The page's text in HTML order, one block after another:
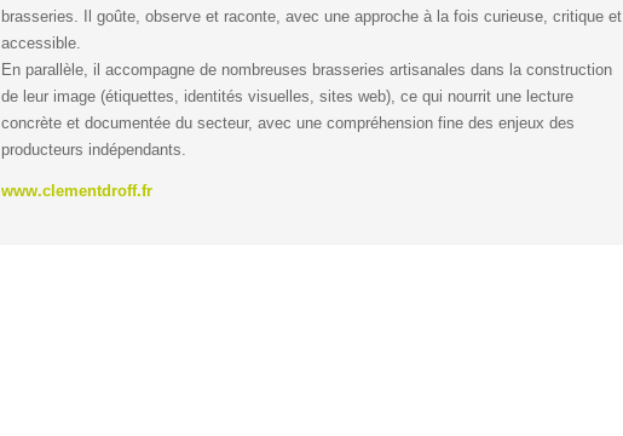
brasseries. Il goûte, observe et raconte, avec une approche à la fois curieuse, critique et
accessible.
En parallèle, il accompagne de nombreuses brasseries artisanales dans la construction
de leur image (étiquettes, identités visuelles, sites web), ce qui nourrit une lecture
concrète et documentée du secteur, avec une compréhension fine des enjeux des
producteurs indépendants.
www.clementdroff.fr